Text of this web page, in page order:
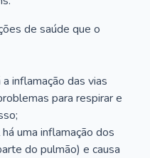
de saúde que o
inflamação das vias
para respirar e
uma inflamação dos
do pulmão) e causa